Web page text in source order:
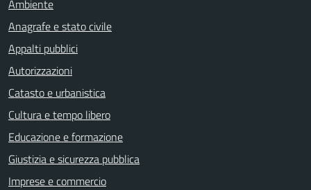
Ambiente
Anagrafe e stato civile
Appalti pubblici
Autorizzazioni
Catasto e urbanistica
Cultura e tempo libero
Educazione e formazione
Giustizia e sicurezza pubblica
Imprese e commercio